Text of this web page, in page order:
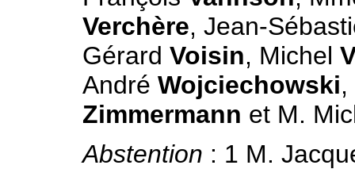
Verchère, Jean-
Gérard Voisin, Michel
André Wojciechowski
Zimmermann et M.
Abstention : 1 M.